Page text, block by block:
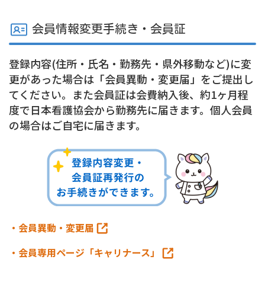
会員情報変更手続き・会員証
登録内容(住所・氏名・勤務先・県外移動など)に変
更があった場合は「会員異動・変更届 」をご提出し
てください。また会員証は会費納入後、約1ヶ月程
度で日本看護協会から勤務先に届きます。個人会員
の場合はご自宅に届きます。
・会員異動・変更届
・会員専用ページ「キャリナース」